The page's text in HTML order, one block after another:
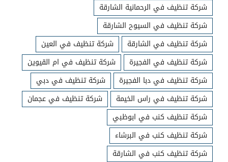
شركة تنظيف في الرحمانية الشارقة
شركة تنظيف في السيوح الشارقة
شركة تنظيف في الشارقة
شركة تنظيف في العين
شركة تنظيف في الفجيرة
شركة تنظيف في ام القيوين
شركة تنظيف في دبا الفجيرة
شركة تنظيف في دبي
شركة تنظيف في راس الخيمة
شركة تنظيف في عجمان
شركة تنظيف كنب في ابوظبي
شركة تنظيف كنب في البرشاء
شركة تنظيف كنب في الشارقة